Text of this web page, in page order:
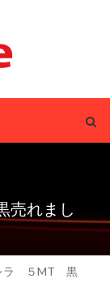
れまし
ラ ５MT 黒